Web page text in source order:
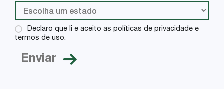
Declaro que li e aceito as políticas de privacidade e
termos de uso.